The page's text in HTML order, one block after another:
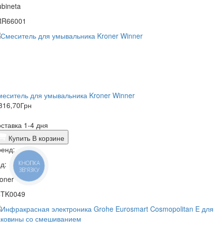
для умывальника Kroner Winner
Грн
1-4 дня
Купить В корзине
КНОПКА
ЗВ'ЯЗКУ